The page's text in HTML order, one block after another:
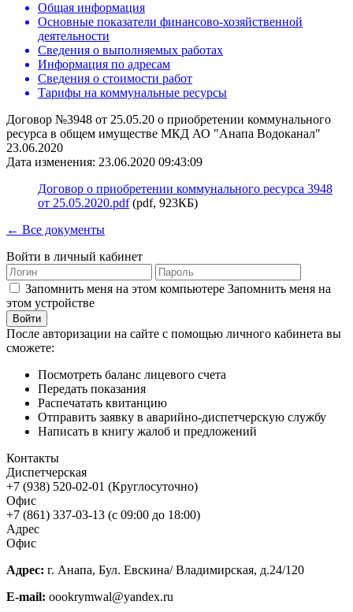
Общая информация
Основные показатели финансово-хозяйственной
деятельности
Сведения о выполняемых работах
Информация по адресам
Сведения о стоимости работ
Тарифы на коммунальные ресурсы
Договор №3948 от 25.05.20 о приобретении коммунального
ресурса в общем имуществе МКД АО "Анапа Водоканал"
23.06.2020
Дата изменения: 23.06.2020 09:43:09
Договор о приобретении коммунального ресурса 3948
от 25.05.2020.pdf(pdf, 923КБ)
← Все документы
Войти в личный кабинет
Запомнить меня на этом компьютере Запомнить меня на
этом устройстве
После авторизации на сайте с помощью личного кабинета вы
сможете:
Посмотреть баланс лицевого счета
Передать показания
Распечатать квитанцию
Отправить заявку в аварийно-диспетчерскую службу
Написать в книгу жалоб и предложений
Контакты
Диспетчерская
+7 (938) 520-02-01 (Круглосуточно)
Офис
+7 (861) 337-03-13 (с 09:00 до 18:00)
Адрес
Офис
Адрес: г. Анапа, Бул. Евскина/ Владимирская, д.24/120
E-mail: oookrymwal@yandex.ru